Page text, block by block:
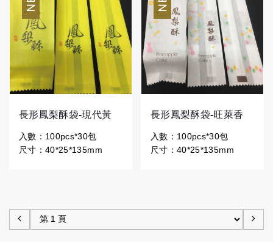
長形鳳梨酥袋-現代黃
入數：100pcs*30包
尺寸：40*25*135mm
長形鳳梨酥袋-旺萊香
入數：100pcs*30包
尺寸：40*25*135mm